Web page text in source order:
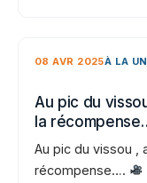
08 AVR 2025À LA
Au pic du
la
Au pic du vissou ,
récompense….